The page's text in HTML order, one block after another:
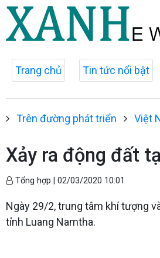
Trang chủ Tin tức nổi bật
Trên đường phát triển Việt
Xảy ra động đất
Tổng hợp | 02/03/2020 10:01
Ngày 29/2, trung tâm khí tượng
tỉnh Luang Namtha.